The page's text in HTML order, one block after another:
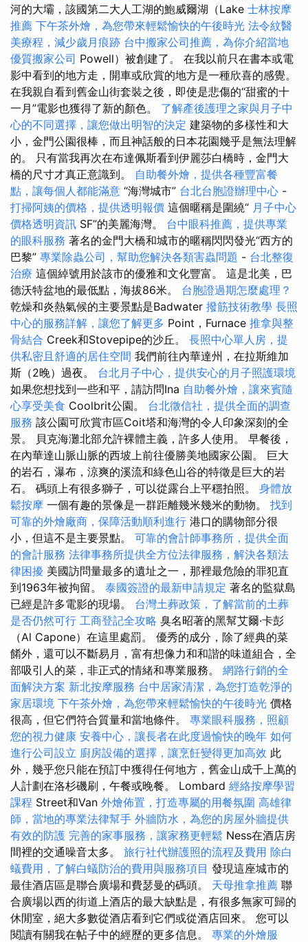
河的大壩，該國第二大人工湖的鮑威爾湖（Lake 士林按摩
推薦 下午茶外燴，為您帶來輕鬆愉快的午後時光 法令紋醫
美療程，減少歲月痕跡 台中搬家公司推薦，為你介紹當地
優質搬家公司 Powell）被創建了。 在我以前只在書本或電
影中看到的地方走，開車或欣賞的地方是一種欣喜的感覺。
在我親自看到舊金山街套裝之後，即使是悲傷的“甜蜜的十
一月”電影也獲得了新的顏色。 了解產後護理之家與月子中
心的不同選擇，讓您做出明智的決定 建築物的多樣性和大
小，金門公園很棒，而且神話般的日本花園幾乎是無法理解
的。 只有當我再次在布達佩斯看到伊麗莎白橋時，金門大
橋的尺寸才真正意識到。 自助餐外燴，提供各種豐富餐
點，讓每個人都能滿意 “海灣城市” 台北台胞證辦理中心 -
打掃阿姨的價格，提供透明報價 這個暱稱是圍繞“ 月子中心
價格透明資訊 SF”的美麗海灣。 台中眼科推薦，提供專業
的眼科服務 著名的金門大橋和城市的暱稱閃閃發光“西方的
巴黎” 專業除蟲公司，幫助您解決各類害蟲問題 - 台北整復
治療 這個綽號用於該市的優雅和文化豐富。 這是北美，巴
德沃特盆地的最低點，海拔86米。 台胞證過期怎麼處理？
乾燥和炎熱氣候的主要景點是Badwater 撥筋技術教學 長照
中心的服務詳解，讓您了解更多 Point，Furnace 推拿與整
骨結合 Creek和Stovepipe的沙丘。 長照中心單人房，提
供私密且舒適的居住空間 我們前往內華達州，在拉斯維加
斯（2晚）過夜。 台北月子中心，提供安心的月子照護環境
如果您想找到一些和平，請訪問Ina 自助餐外燴，讓來賓隨
心享受美食 Coolbrit公園。 台北徵信社，提供全面的調查
服務 該公園可欣賞市區Coit塔和海灣的令人印象深刻的全
景。 貝克海灘北部允許裸體主義，許多人使用。 早餐後，
在內華達山脈山脈的西坡上前往優勝美地國家公園。 巨大
的岩石，瀑布，涼爽的溪流和綠色山谷的特徵是巨大的岩
石。 碼頭上有很多獅子，可以從露台上平穩拍照。 身體放
鬆按摩 一個有趣的景像是一群距離幾米幾米的動物。 找到
可靠的外燴廠商，保障活動順利進行 港口的購物部分很
小，但這不是主要景點。 可靠的會計師事務所，提供全面
的會計服務 法律事務所提供全方位法律服務，解決各類法
律困擾 美國訪問量最多的遺址之一，那裡最危險的罪犯直
到1963年被拘留。 泰國簽證的最新申請規定 著名的監獄島
已經是許多電影的現場。 台灣土葬政策，了解當前的土葬
是否仍然可行 工商登記全攻略 臭名昭著的黑幫艾爾·卡彭
（Al Capone）在這里處罰。 優秀的成分，除了經典的菜
餚外，還可以不斷易月，富有想像力和和諧的味道組合，全
部吸引人的菜，非正式的情緒和專業服務。 網路行銷的全
面解決方案 新北按摩服務 台中居家清潔，為您打造乾淨的
家居環境 下午茶外燴，為您帶來輕鬆愉快的午後時光 價格
很高，但它們符合質量和當地條件。 專業眼科服務，照顧
您的視力健康 安養中心，讓長者在此度過愉快的晚年 如何
進行公司設立 廚房設備的選擇，讓烹飪變得更加高效 此
外，幾乎您只能在預訂中獲得任何地方，舊金山成千上萬的
人計劃在洛杉磯刷，午餐或晚餐。 Lombard 經絡按摩學習
課程 Street和Van 外燴佈置，打造專屬的用餐氛圍 高雄律
師，當地的專業法律幫手 外牆防水，為您的房屋外牆提供
有效的防護 完善的家事服務，讓家務更輕鬆 Ness在酒店房
間裡的交通噪音太多。 旅行社代辦護照的流程及費用 除白
蟻費用，了解白蟻防治的費用與服務項目 發現這座城市的
最佳酒店區是聯合廣場和費瑟曼的碼頭。 天母推拿推薦 聯
合廣場以西的街道上酒店的最大缺點是，有很多無家可歸的
休閒室，絕大多數從酒店看到它們或從酒店回來。 您可以
閱讀有關我在帖子中的經歷的更多信息。 專業的外燴服